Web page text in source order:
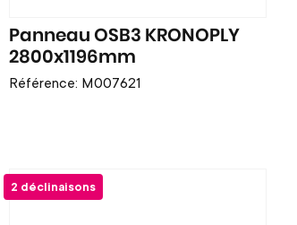
Panneau OSB3 KRONOPLY
2800x1196mm
Référence: M007621
2 déclinaisons